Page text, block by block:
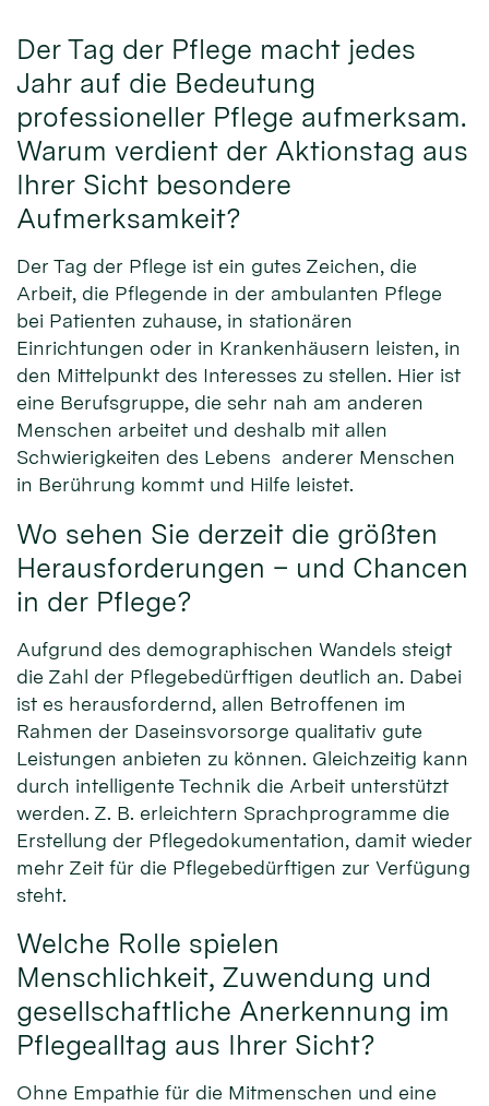
Der Tag der Pflege macht jedes
Jahr auf die Bedeutung
professioneller Pflege aufmerksam.
Warum verdient der Aktionstag aus
Ihrer Sicht besondere
Aufmerksamkeit?
Der Tag der Pflege ist ein gutes Zeichen, die
Arbeit, die Pflegende in der ambulanten Pflege
bei Patienten zuhause, in stationären
Einrichtungen oder in Krankenhäusern leisten, in
den Mittelpunkt des Interesses zu stellen. Hier ist
eine Berufsgruppe, die sehr nah am anderen
Menschen arbeitet und deshalb mit allen
Schwierigkeiten des Lebens anderer Menschen
in Berührung kommt und Hilfe leistet.
Wo sehen Sie derzeit die größten
Herausforderungen – und Chancen
in der Pflege?
Aufgrund des demographischen Wandels steigt
die Zahl der Pflegebedürftigen deutlich an. Dabei
ist es herausfordernd, allen Betroffenen im
Rahmen der Daseinsvorsorge qualitativ gute
Leistungen anbieten zu können. Gleichzeitig kann
durch intelligente Technik die Arbeit unterstützt
werden. Z. B. erleichtern Sprachprogramme die
Erstellung der Pflegedokumentation, damit wieder
mehr Zeit für die Pflegebedürftigen zur Verfügung
steht.
Welche Rolle spielen
Menschlichkeit, Zuwendung und
gesellschaftliche Anerkennung im
Pflegealltag aus Ihrer Sicht?
Ohne Empathie für die Mitmenschen und eine